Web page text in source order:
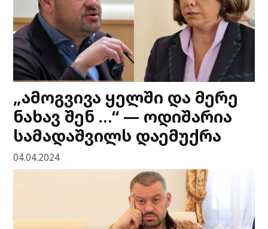
„ამოგვივა ყელში და მერე
ნახავ შენ …“ — ოდიშარია
სამადაშვილს დაემუქრა
04.04.2024